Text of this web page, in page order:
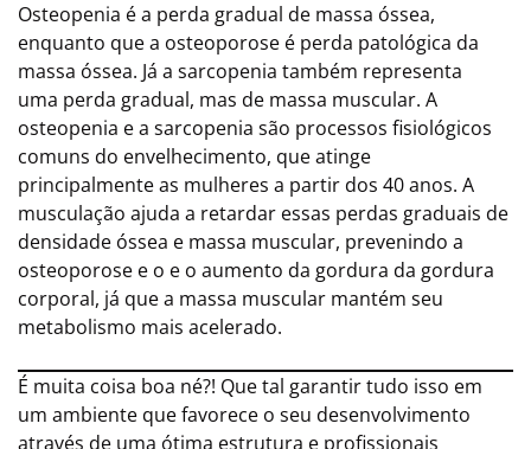
Osteopenia é a perda gradual de massa óssea,
enquanto que a osteoporose é perda patológica da
massa óssea. Já a sarcopenia também representa
uma perda gradual, mas de massa muscular. A
osteopenia e a sarcopenia são processos fisiológicos
comuns do envelhecimento, que atinge
principalmente as mulheres a partir dos 40 anos. A
musculação ajuda a retardar essas perdas graduais de
densidade óssea e massa muscular, prevenindo a
osteoporose e o e o aumento da gordura da gordura
corporal, já que a massa muscular mantém seu
metabolismo mais acelerado.
É muita coisa boa né?! Que tal garantir tudo isso em
um ambiente que favorece o seu desenvolvimento
através de uma ótima estrutura e profissionais